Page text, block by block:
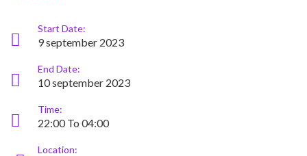
Start Date:
9 september 2023
End Date:
10 september 2023
Time:
22:00 To 04:00
Location: